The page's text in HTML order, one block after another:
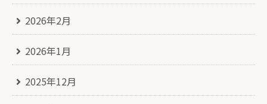
2026年2月
2026年1月
2025年12月